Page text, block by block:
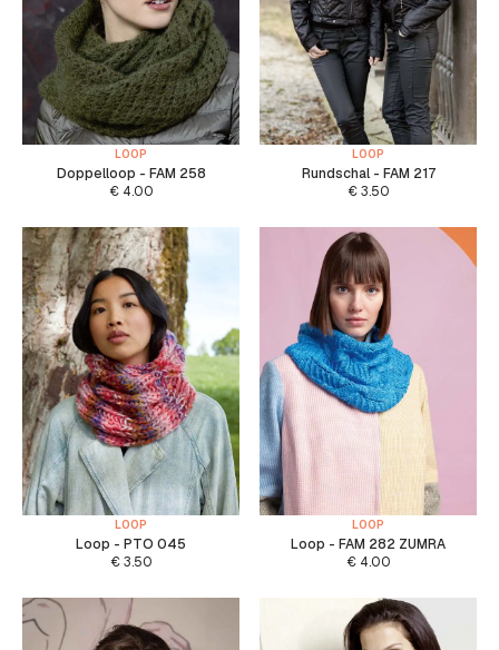
LOOP
Doppelloop - FAM 258
€4.00
LOOP
Rundschal - FAM 217
€3.50
LOOP
Loop - PTO 045
€3.50
LOOP
Loop - FAM 282 ZUMRA
€4.00